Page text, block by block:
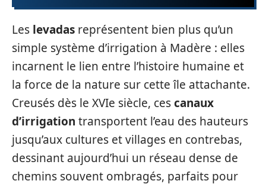
Les levadas représentent bien plus qu’un
simple système d’irrigation à Madère : elles
incarnent le lien entre l’histoire humaine et
la force de la nature sur cette île attachante.
Creusés dès le XVIe siècle, cescanaux
d’irrigation transportent l’eau des hauteurs
jusqu’aux cultures et villages en contrebas,
dessinant aujourd’hui un réseau dense de
chemins souvent ombragés, parfaits pour